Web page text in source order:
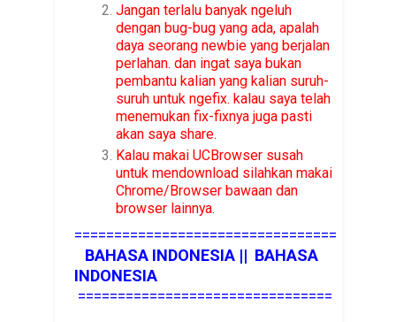
Jangan terlalu banyak ngeluh
dengan bug-bug yang ada, apalah
daya seorang newbie yang berjalan
perlahan. dan ingat saya bukan
pembantu kalian yang kalian suruh-
suruh untuk ngefix. kalau saya telah
menemukan fix-fixnya juga pasti
akan saya share.
Kalau makai UCBrowser susah
untuk mendownload silahkan makai
Chrome/Browser bawaan dan
browser lainnya.
=================================
BAHASA INDONESIA || BAHASA
INDONESIA
================================